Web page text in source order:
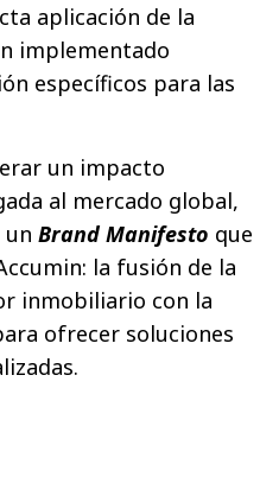
aplicación de la
implementado
específicos para las
un impacto
al mercado global,
un Brand Manifesto que
la fusión de la
inmobiliario con la
ofrecer soluciones